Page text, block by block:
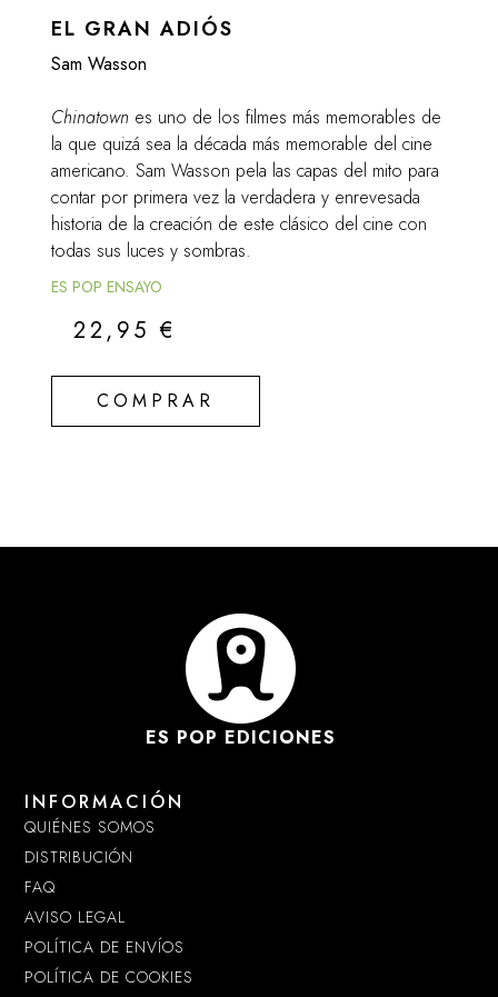
EL GRAN ADIÓS
Sam Wasson
Chinatown es uno de los filmes más memorables de
la que quizá sea la década más memorable del cine
americano. Sam Wasson pela las capas del mito para
contar por primera vez la verdadera y enrevesada
historia de la creación de este clásico del cine con
todas sus luces y sombras.
ES POP ENSAYO
22,95€
COMPRAR
ES POP EDICIONES
INFORMACIÓN
QUIÉNES SOMOS
DISTRIBUCIÓN
FAQ
AVISO LEGAL
POLÍTICA DE ENVÍOS
POLÍTICA DE COOKIES